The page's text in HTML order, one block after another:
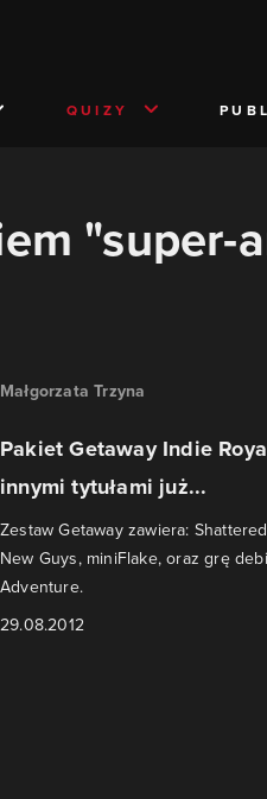
QUIZY
Małgorzata Trzyna
Pakiet Getaway Indie
innymi tytułami już...
Zestaw Getaway zawiera:
New Guys, miniFlake, oraz grę
Adventure.
29.08.2012